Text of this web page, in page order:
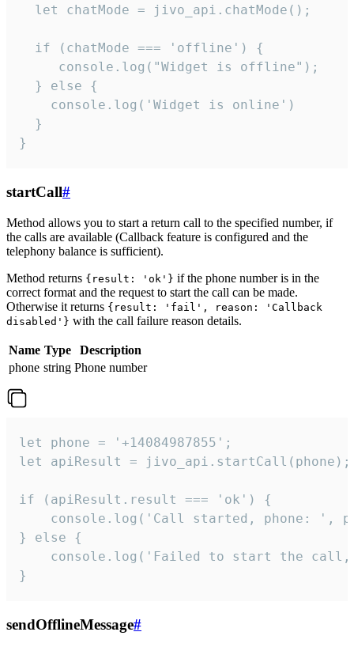
  let chatMode = jivo_api.chatMode();
  if (chatMode === 'offline') {
     console.log("Widget is offline");
  } else {
    console.log('Widget is online')
  }
}
startCall#
Method allows you to start a return call to the specified number, if
the calls are available (Callback feature is configured and the
telephony balance is sufficient).
Method returns {result: 'ok'} if the phone number is in the
correct format and the request to start the call can be made.
Otherwise it returns {result: 'fail', reason: 'Callback
disabled'} with the call failure reason details.
Name Type
Description
phone string Phone number
let phone = '+14084987855';
let apiResult = jivo_api.startCall(phone);
if (apiResult.result === 'ok') {
console.log('Call started, phone: ',
} else {
console.log('Failed to start the
}
sendOfflineMessage#